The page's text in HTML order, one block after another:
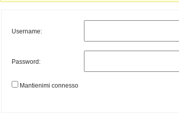
Username:
Password:
Mantienimi connesso